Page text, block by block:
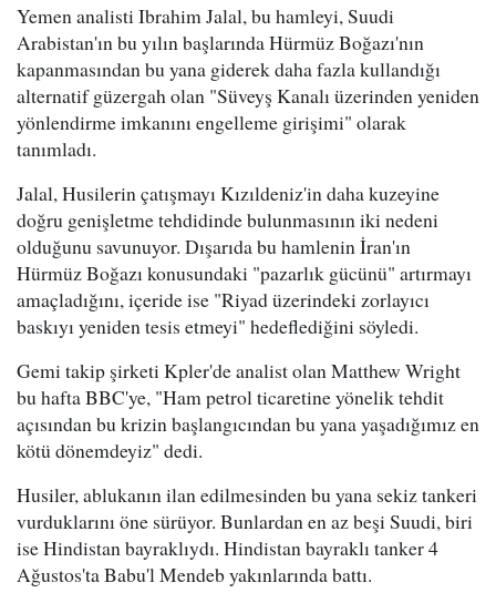
Yemen analisti Ibrahim Jalal, bu hamleyi, Suudi
Arabistan'ın bu yılın başlarında Hürmüz Boğazı'nın
kapanmasından bu yana giderek daha fazla kullandığı
alternatif güzergah olan "Süveyş Kanalı üzerinden yeniden
yönlendirme imkanını engelleme girişimi" olarak
tanımladı.
Jalal, Husilerin çatışmayı Kızıldeniz'in daha kuzeyine
doğru genişletme tehdidinde bulunmasının iki nedeni
olduğunu savunuyor. Dışarıda bu hamlenin İran'ın
Hürmüz Boğazı konusundaki "pazarlık gücünü" artırmayı
amaçladığını, içeride ise "Riyad üzerindeki zorlayıcı
baskıyı yeniden tesis etmeyi" hedeflediğini söyledi.
Gemi takip şirketi Kpler'de analist olan Matthew Wright
bu hafta BBC'ye, "Ham petrol ticaretine yönelik tehdit
açısından bu krizin başlangıcından bu yana yaşadığımız en
kötü dönemdeyiz" dedi.
Husiler, ablukanın ilan edilmesinden bu yana sekiz tankeri
vurduklarını öne sürüyor. Bunlardan en az beşi Suudi, biri
ise Hindistan bayraklıydı. Hindistan bayraklı tanker 4
Ağustos'ta Babu'l Mendeb yakınlarında battı.